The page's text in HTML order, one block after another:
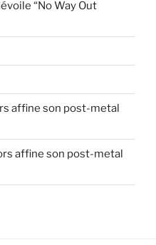
“No Way Out
affine son post-metal
affine son post-metal